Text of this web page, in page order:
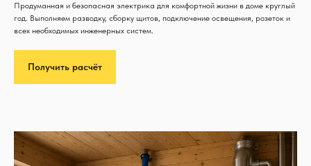
Продуманная и безопасная электрика для комфортной жизни в доме круглый
год. Выполняем разводку, сборку щитов, подключение освещения, розеток и
всех необходимых инженерных систем.
Получить расчёт